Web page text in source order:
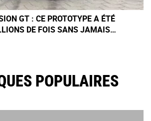
GT : CE PROTOTYPE A ÉTÉ
DE FOIS SANS JAMAIS
POPULAIRES